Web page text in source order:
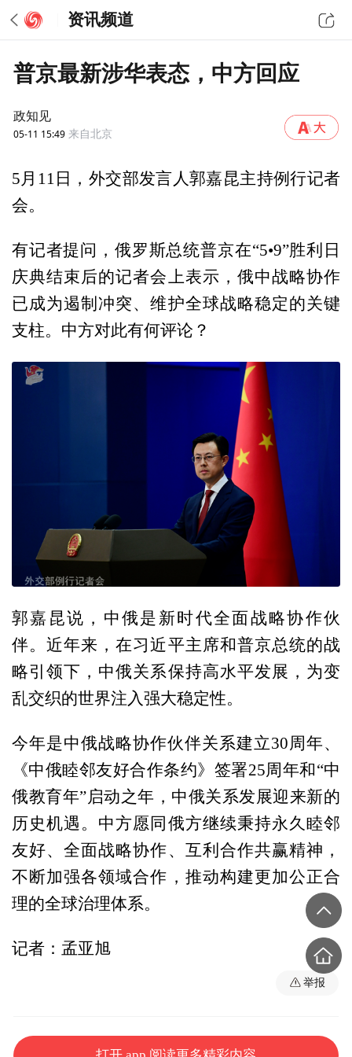
资讯频道
普京最新涉华表态，中方回应
政知见
05-11 15:49 来自北京
‍5月11日，外交部发言人郭嘉昆主持例行记者
会。
有记者提问，俄罗斯总统普京在“5•9”胜利日
庆典结束后的记者会上表示，俄中战略协作
已成为遏制冲突、维护全球战略稳定的关键
支柱。中方对此有何评论？
郭嘉昆说，中俄是新时代全面战略协作伙
伴。近年来，在习近平主席和普京总统的战
略引领下，中俄关系保持高水平发展，为变
乱交织的世界注入强大稳定性。
今年是中俄战略协作伙伴关系建立30周年、
《中俄睦邻友好合作条约》签署25周年和“中
俄教育年”启动之年，中俄关系发展迎来新的
历史机遇。中方愿同俄方继续秉持永久睦邻
友好、全面战略协作、互利合作共赢精神，
不断加强各领域合作，推动构建更加公正合
理的全球治理体系。
记者：孟亚旭
举报